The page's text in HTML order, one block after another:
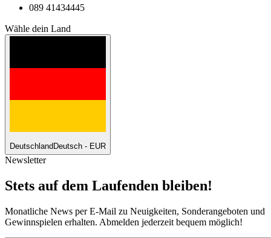
089 41434445
Wähle dein Land
Deutschland Deutsch - EUR
Newsletter
Stets auf dem Laufenden bleiben!
Monatliche News per E-Mail zu Neuigkeiten, Sonderangeboten und
Gewinnspielen erhalten. Abmelden jederzeit bequem möglich!